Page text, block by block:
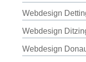
Webdesign
Webdesign
Webdesign